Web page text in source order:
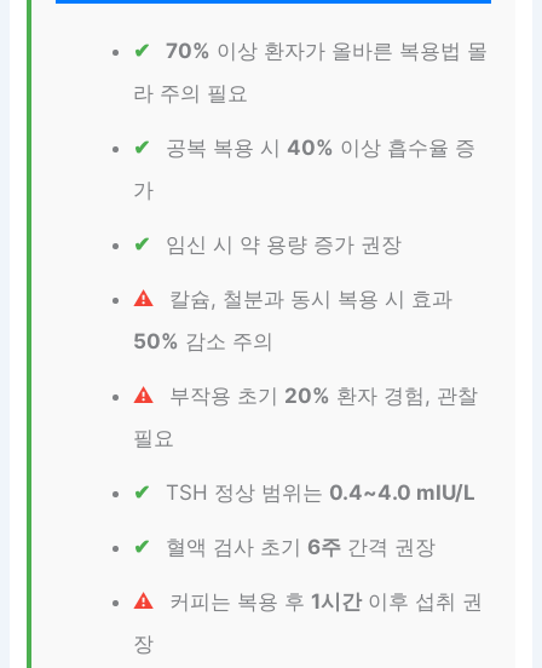
70% 이상 환자가 올바른 복용법 몰
라 주의 필요
공복 복용 시 40% 이상 흡수율 증
가
임신 시 약 용량 증가 권장
칼슘, 철분과 동시 복용 시 효과
50% 감소 주의
부작용 초기 20% 환자 경험, 관찰
필요
TSH 정상 범위는 0.4~4.0 mIU/L
혈액 검사 초기 6주 간격 권장
커피는 복용 후 1시간이후 섭취 권
장